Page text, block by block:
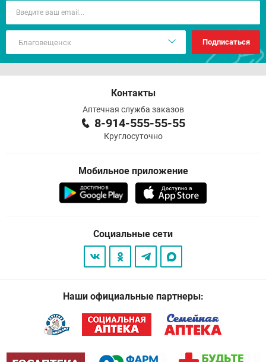
Подписаться
Контакты
Аптечная служба заказов
8-914-555-55-55
Круглосуточно
Мобильное приложение
Социальные сети
Наши официальные партнеры: